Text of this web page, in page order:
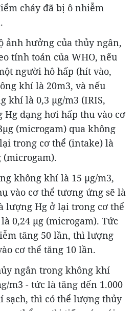
cháy đã bị ô nhiễm
ảnh hưởng của thủy ngân,
tính toán của WHO, nếu
người hô hấp (hít vào,
khí là 20m3, và nếu
khí là 0,3 µg/m3 (IRIS,
Hg dạng hơi hấp thu vào cơ
(microgam) qua không
trong cơ thể (intake) là
(microgam).
không khí là 15 µg/m3,
vào cơ thể tương ứng sẽ là
lượng Hg ở lại trong cơ thể
0,24 µg (microgam). Tức
tăng 50 lần, thì lượng
cơ thể tăng 10 lần.
ngân trong không khí
m3 - tức là tăng đến 1.000
sạch, thì có thể lượng thủy